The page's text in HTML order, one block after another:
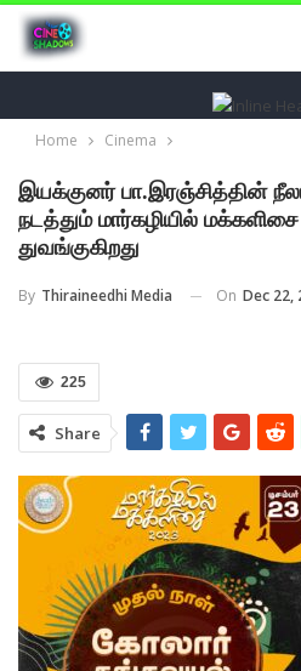
Home Cinema
இயக்குனர் பா.இரஞ்சித்தின்
நடத்தும் மார்கழியில் மக்களிசை
துவங்குகிறது
By Thiraineedhi Media On Dec 22,
225
Share